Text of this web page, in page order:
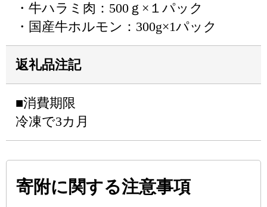
・牛ハラミ肉：500ｇ×１パック
・国産牛ホルモン：300g×1パック
返礼品注記
■消費期限
冷凍で3カ月
寄附に関する注意事項